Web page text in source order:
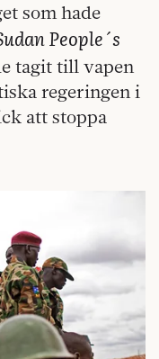
som hade
People´s
tagit till vapen
regeringen i
att stoppa